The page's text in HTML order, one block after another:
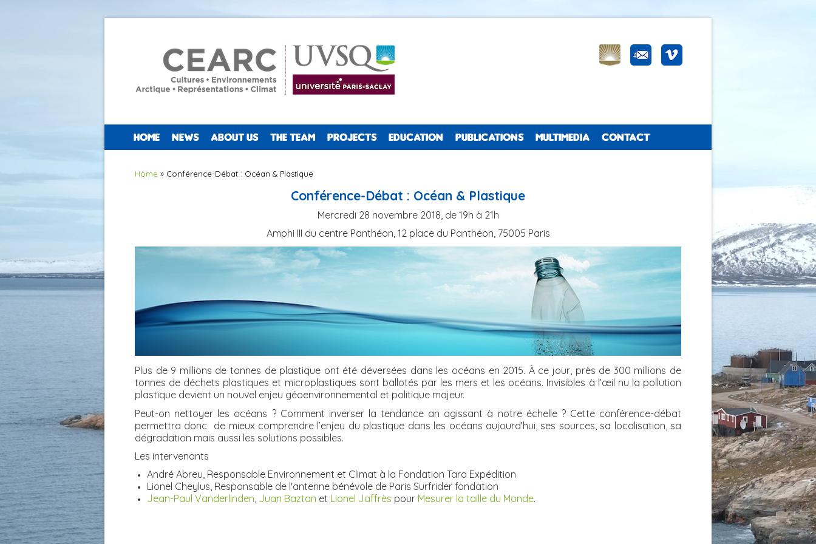
HOME NEWS ABOUT US THE TEAM PROJECTS EDUCATION PUBLICATIONS MULTIMEDIA CONTACT
You are here
Home » Conférence-Débat : Océan & Plastique
Conférence-Débat : Océan & Plastique
Mercredi 28 novembre 2018, de 19h à 21h
Amphi III du centre Panthéon, 12 place du Panthéon, 75005 Paris
Plus de 9 millions de tonnes de plastique ont été déversées dans les océans en 2015. À ce jour, près de 300 millions de
tonnes de déchets plastiques et microplastiques sont ballotés par les mers et les océans. Invisibles à l’œil nu la pollution
plastique devient un nouvel enjeu géoenvironnemental et politique majeur.
Peut-on nettoyer les océans ? Comment inverser la tendance an agissant à notre échelle ? Cette conférence-débat
permettra donc de mieux comprendre l’enjeu du plastique dans les océans aujourd’hui, ses sources, sa localisation, sa
dégradation mais aussi les solutions possibles.
Les intervenants
André Abreu, Responsable Environnement et Climat à la Fondation Tara Expédition
Lionel Cheylus, Responsable de l'antenne bénévole de Paris Surfrider fondation
Jean-Paul Vanderlinden, Juan Baztan et Lionel Jaffrès pour Mesurer la taille du Monde.